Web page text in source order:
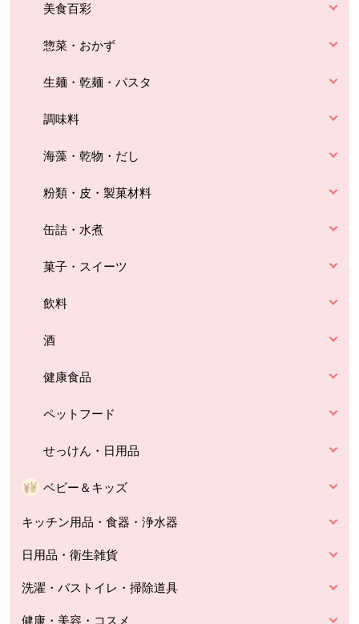
美食百彩
惣菜・おかず
生麺・乾麺・パスタ
調味料
海藻・乾物・だし
粉類・皮・製菓材料
缶詰・水煮
菓子・スイーツ
飲料
酒
健康食品
ペットフード
せっけん・日用品
ベビー＆キッズ
キッチン用品・食器・浄水器
日用品・衛生雑貨
洗濯・バストイレ・掃除道具
健康・美容・コスメ